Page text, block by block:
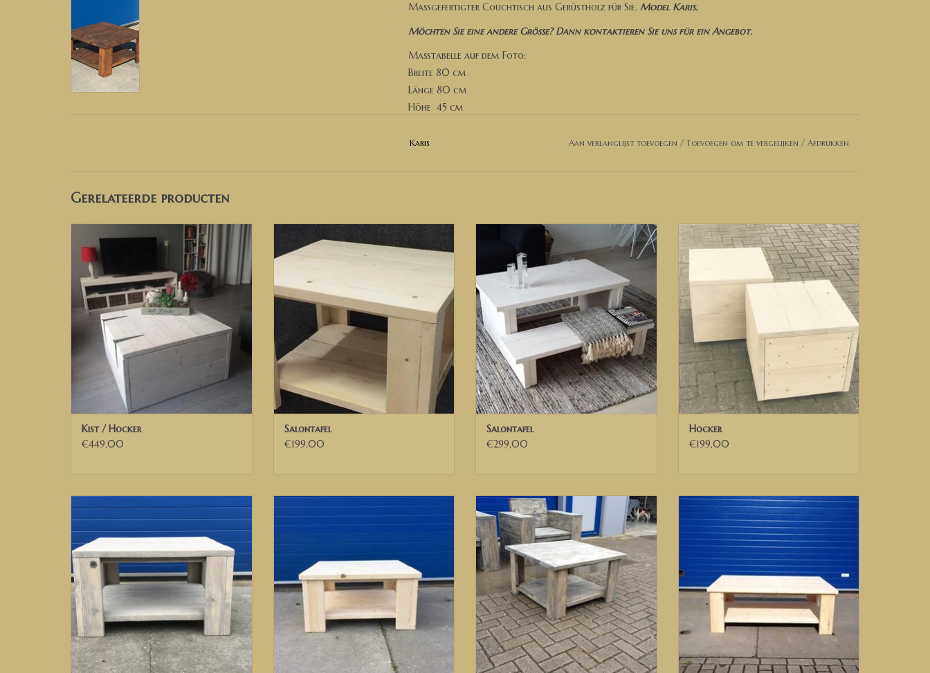
Maßgefertigter Couchtisch aus Gerüstholz für Sie. Model Karis.
Möchten Sie eine andere Größe? Dann kontaktieren Sie uns für ein Angebot.
Maßtabelle auf dem Foto:
Breite 80 cm
Länge 80 cm
Höhe 45 cm
Karis Aan verlanglijst toevoegen / Toevoegen om te vergelijken / Afdrukken
Gerelateerde producten
Dekenkist van oud steigerhout,
steigerhouten Speelgoedkist, Opbergkist
van Steigerhout, Opbergkist van hout,
Houten Opbergkist, Dekenkist,
Speelgoedkist, Opbergkist, Kist
TOEVOEGEN AAN WINKELWAGEN
Kist / Hocker
€449,00
Steigerhout Salontafe
TOEVOEGEN AAN WINKELWAGEN
Salontafel
€199,00
Steigerhout Salontafel, Steigerhouten
Salontafel, steigerhout bijzettafel, houten
tafel, tafel van hout, salontafeltje
TOEVOEGEN AAN WINKELWAGEN
Salontafel
€299,00
Hocker van steigerhout, steigerhouten
hocker, salontafel van steigerhout,
hocker op maat gemaakt van steigerhout,
hocker in diverse kleuren en afmetingen,
hocker op wielen, hocker op wieltjes,
verrijdbare hocker. verrijdbare salontafel
TOEVOEGEN AAN WINKELWAGEN
Hocker
€199,00
TOEVOEGEN AAN WINKELWAGEN
Salontafel, steigerhout bijzettafel, houten
Steigerhout Salontafel
TOEVOEGEN AAN WINKELWAGEN
Steigerhout Salontafel, steigerhout tafel,
Steigethouten tafel, Steigerhouten
Salontafel, op maat gemaakt, diverse
kleuren, old brown wash, black wash,
white wash, antraciet wash, sidetable,
TOEVOEGEN AAN WINKELWAGEN